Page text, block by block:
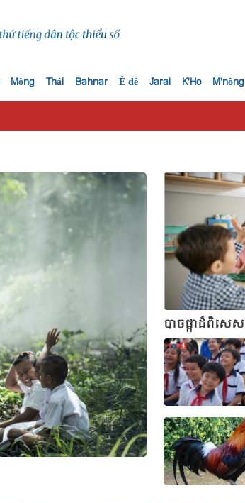
Mông Thái Bahnar Ê đê Jarai K'Ho M'nông
បាចផ្កាដ៏ពិសេស